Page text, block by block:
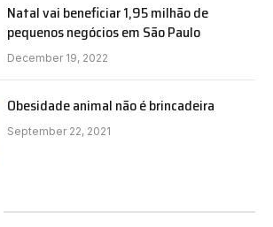
Natal vai beneficiar 1,95 milhão de
pequenos negócios em São Paulo
December 19, 2022
Obesidade animal não é brincadeira
September 22, 2021